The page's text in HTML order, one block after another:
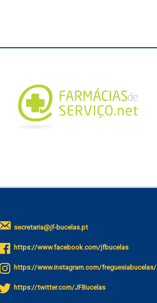
secretaria@jf-bucelas.pt
https://www.facebook.com/jfbucelas
https://www.instagram.com/freguesiabucelas/
https://twitter.com/JFBucelas